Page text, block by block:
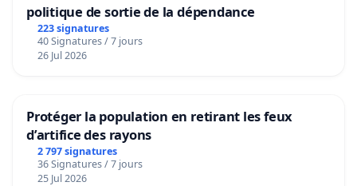
politique de sortie de la dépendance
223 signatures
40 Signatures / 7 jours
26 Jul 2026
Protéger la population en retirant les feux
d’artifice des rayons
2 797 signatures
36 Signatures / 7 jours
25 Jul 2026